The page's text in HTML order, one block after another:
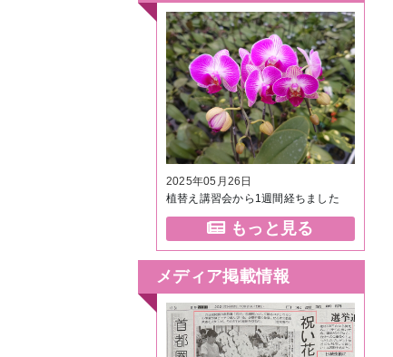
2025年05月26日
植替え講習会から1週間経ちました
もっと見る
メディア掲載情報